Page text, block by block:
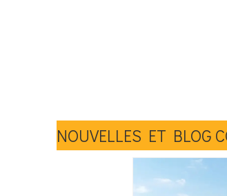
NOUVELLES ET BLOG